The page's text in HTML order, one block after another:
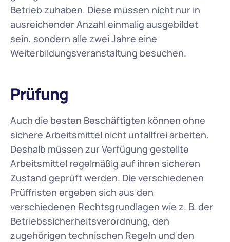
Betrieb zuhaben. Diese müssen nicht nur in
ausreichender Anzahl einmalig ausgebildet
sein, sondern alle zwei Jahre eine
Weiterbildungsveranstaltung besuchen.
Prüfung
Auch die besten Beschäftigten können ohne
sichere Arbeitsmittel nicht unfallfrei arbeiten.
Deshalb müssen zur Verfügung gestellte
Arbeitsmittel regelmäßig auf ihren sicheren
Zustand geprüft werden. Die verschiedenen
Prüffristen ergeben sich aus den
verschiedenen Rechtsgrundlagen wie z. B. der
Betriebssicherheitsverordnung, den
zugehörigen technischen Regeln und den